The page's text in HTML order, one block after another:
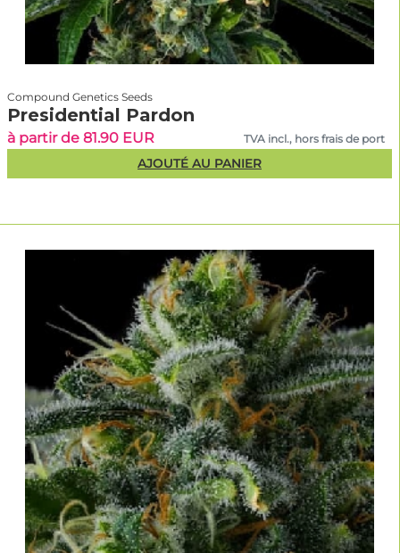
Compound Genetics Seeds
Presidential Pardon
à partir de 81.90 EUR TVA incl., hors frais de port
AJOUTÉ AU PANIER